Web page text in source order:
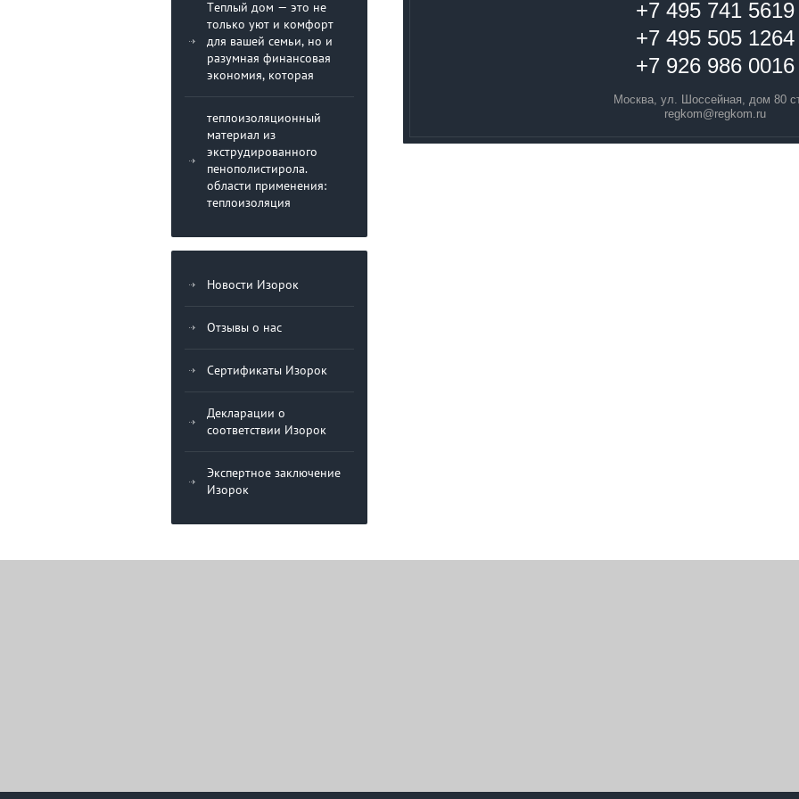
Теплый дом — это не
только уют и комфорт
для вашей семьи, но и
разумная финансовая
экономия, которая
теплоизоляционный
материал из
экструдированного
пенополистирола.
области применения:
теплоизоляция
Новости Изорок
Отзывы о нас
Сертификаты Изорок
Декларации о
соответствии Изорок
Экспертное заключение
Изорок
+7 495 741 5619
+7 495 505 1264
+7 926 986 0016
Москва, ул. Шоссейная, дом 80
regkom@regkom.ru